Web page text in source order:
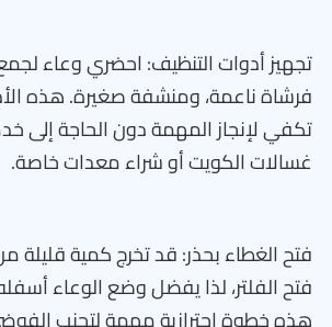
تجهيز أدوات التنظيف: احضري وعاء لجمع
فرشاة ناعمة، ومنشفة صغيرة. هذه
تكفي لإنجاز المهمة دون الحاجة إلى
غسالات الكويت أو شراء معدات خاصة.
فتح الغطاء بحذر: قد تخرج كمية قليلة
فتح الفلتر، لذا يفضل وضع الوعاء